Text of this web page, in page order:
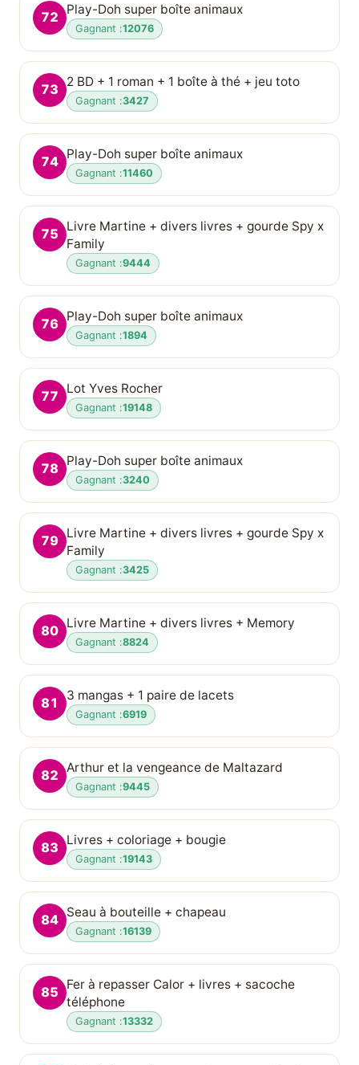
72 Play-Doh super boîte animaux
Gagnant :12076
73 2 BD + 1 roman + 1 boîte à thé + jeu toto
Gagnant :3427
74 Play-Doh super boîte animaux
Gagnant :11460
75
Livre Martine + divers livres + gourde Spy x
Family
Gagnant :9444
76 Play-Doh super boîte animaux
Gagnant :1894
77 Lot Yves Rocher
Gagnant :19148
78 Play-Doh super boîte animaux
Gagnant :3240
79 Livre Martine + divers livres + gourde Spy x
Family
Gagnant :3425
80 Livre Martine + divers livres + Memory
Gagnant :8824
81 3 mangas + 1 paire de lacets
Gagnant :6919
82 Arthur et la vengeance de Maltazard
Gagnant :9445
83 Livres + coloriage + bougie
Gagnant :19143
84 Seau à bouteille + chapeau
Gagnant :16139
85
Fer à repasser Calor + livres + sacoche
téléphone
Gagnant :13332